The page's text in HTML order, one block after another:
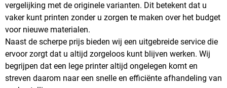
vergelijking met de originele varianten. Dit betekent dat u
vaker kunt printen zonder u zorgen te maken over het budget
voor nieuwe materialen.
Naast de scherpe prijs bieden wij een uitgebreide service die
ervoor zorgt dat u altijd zorgeloos kunt blijven werken. Wij
begrijpen dat een lege printer altijd ongelegen komt en
streven daarom naar een snelle en efficiënte afhandeling van